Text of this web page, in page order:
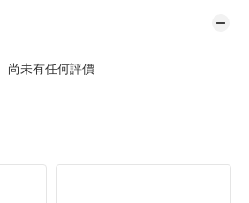
尚未有任何評價